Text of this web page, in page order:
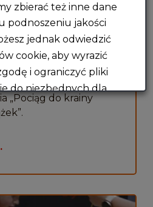
na Stacji
są takie same i nic w
Absolutnie nie!
opiekunowie i dzieci
„Pociąg do krainy
zbierać też inne dane
podnoszeniu jakości
jednak odwiedzić
cookie, aby wyrazić
i ograniczyć pliki
do niezbędnych dla
niniejszej witryny.